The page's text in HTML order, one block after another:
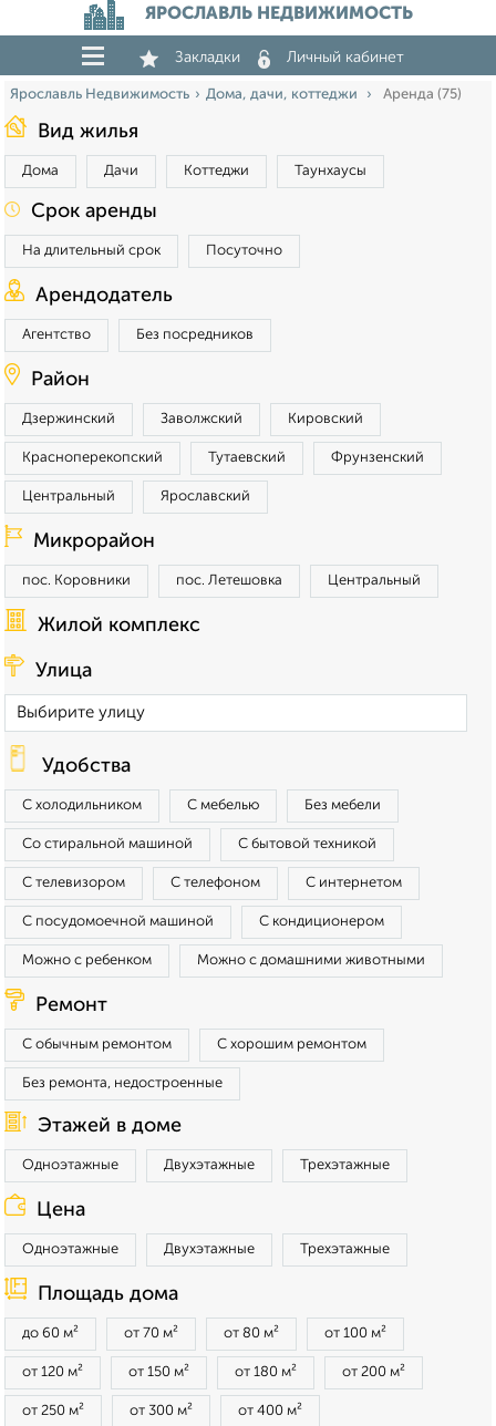
ЯРОСЛАВЛЬ НЕДВИЖИМОСТЬ
Закладки Личный кабинет
Ярославль Недвижимость Дома, дачи, коттеджи Аренда (75)
Вид жилья
Дома Дачи Коттеджи Таунхаусы
Срок аренды
На длительный срок Посуточно
Арендодатель
Агентство Без посредников
Район
Дзержинский Заволжский Кировский
Красноперекопский Тутаевский Фрунзенский
Центральный Ярославский
Микрорайон
пос. Коровники пос. Летешовка Центральный
Жилой комплекс
Улица
Удобства
С холодильником С мебелью Без мебели
Со стиральной машиной С бытовой техникой
С телевизором С телефоном С интернетом
С посудомоечной машиной С кондиционером
Можно с ребенком Можно с домашними животными
Ремонт
С обычным ремонтом С хорошим ремонтом
Без ремонта, недостроенные
Этажей в доме
Одноэтажные Двухэтажные Трехэтажные
Цена
Одноэтажные Двухэтажные Трехэтажные
Площадь дома
до 60 м² от 70 м² от 80 м² от 100 м²
от 120 м² от 150 м² от 180 м² от 200 м²
от 250 м² от 300 м² от 400 м²